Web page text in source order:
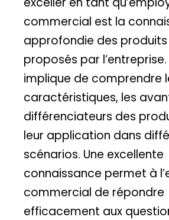
commercial est la
approfondie des
proposés par
implique de comprendre
caractéristiques, les
différenciateurs des
leur application dans
scénarios. Une excellente
connaissance permet à
commercial de répondre
efficacement aux